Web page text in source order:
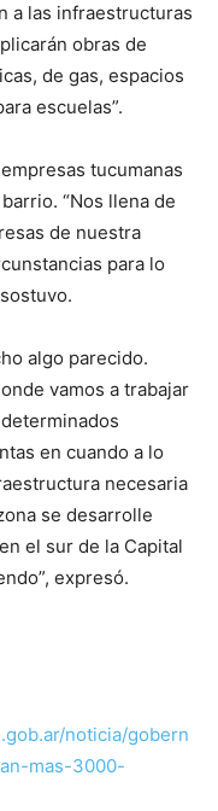
a las infraestructuras
obras de
de gas, espacios
escuelas”.
tucumanas
“Nos llena de
de nuestra
para lo
algo parecido.
vamos a trabajar
en cuando a lo
necesaria
se desarrolle
el sur de la Capital
expresó.
noticia/gobern
mas-3000-